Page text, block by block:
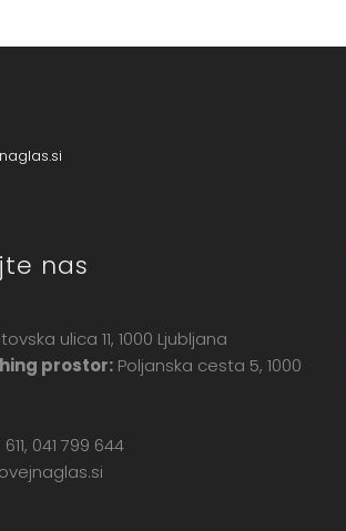
nas
ulica 11, 1000 Ljubljana
prostor: Poljanska cesta 5, 1000
041 799 644